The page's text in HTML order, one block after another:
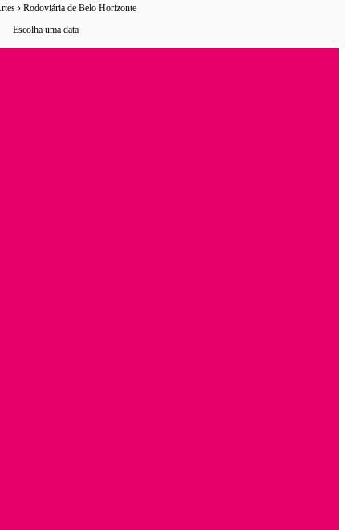
› Rodoviária de Belo Horizonte
Escolha uma data